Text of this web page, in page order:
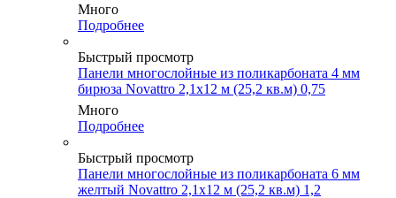
Много
Подробнее
Быстрый просмотр
Панели многослойные из поликарбоната 4 мм
бирюза Novattro 2,1х12 м (25,2 кв.м) 0,75
Много
Подробнее
Быстрый просмотр
Панели многослойные из поликарбоната 6 мм
желтый Novattro 2,1х12 м (25,2 кв.м) 1,2